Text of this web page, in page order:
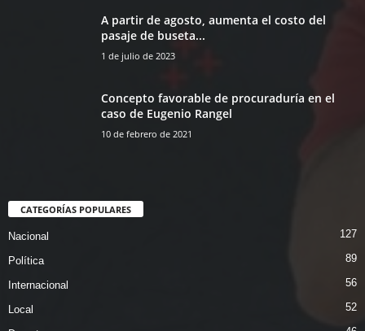
A partir de agosto, aumenta el costo del
pasaje de buseta...
1 de julio de 2023
Concepto favorable de procuraduría en el
caso de Eugenio Rangel
10 de febrero de 2021
CATEGORÍAS POPULARES
Nacional 127
Política 89
Internacional 56
Local 52